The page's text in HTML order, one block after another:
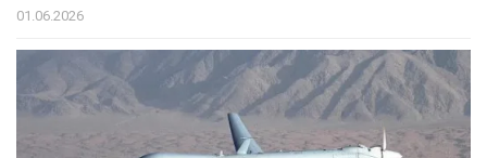
01.06.2026